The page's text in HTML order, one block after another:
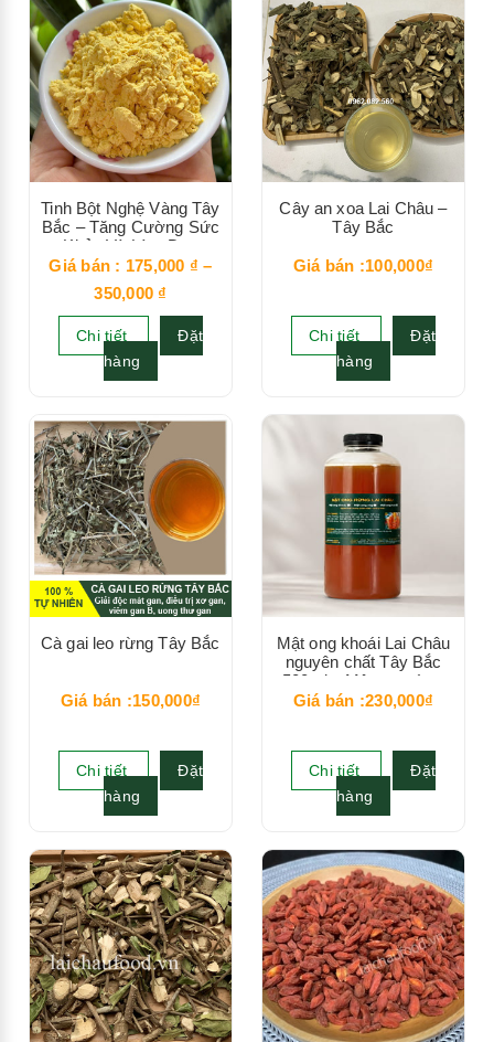
Tinh Bột Nghệ Vàng Tây
Bắc – Tăng Cường Sức
Khỏe Và Làm Đẹp
Giá bán : 175,000 ₫ –
350,000 ₫
Chi tiết
Đặt
hàng
Cây an xoa Lai Châu –
Tây Bắc
Giá bán :100,000₫
Chi tiết
Đặt
hàng
Cà gai leo rừng Tây Bắc
Giá bán :150,000₫
Chi tiết
Đặt
hàng
Mật ong khoái Lai Châu
nguyên chất Tây Bắc
500ml – Mật ong rừng
tự nhiên
Giá bán :230,000₫
Chi tiết
Đặt
hàng